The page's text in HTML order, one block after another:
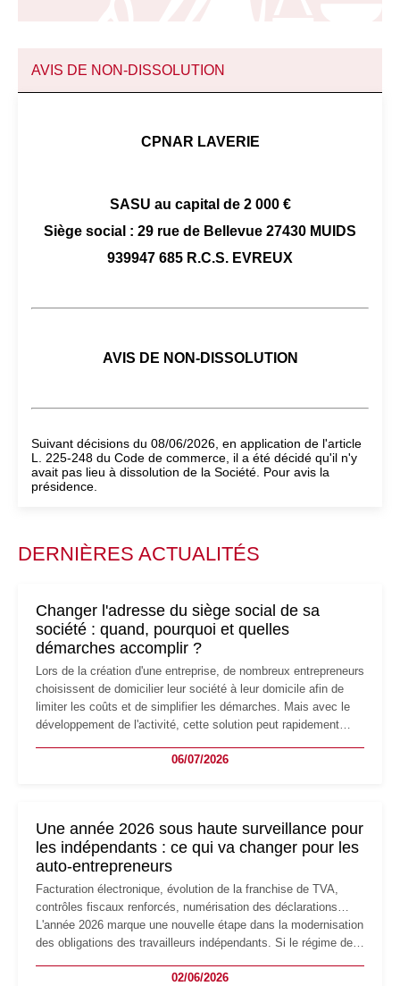
AVIS DE NON-DISSOLUTION
CPNAR LAVERIE
SASU au capital de 2 000 €
Siège social : 29 rue de Bellevue 27430 MUIDS
939947 685 R.C.S. EVREUX
AVIS DE NON-DISSOLUTION
Suivant décisions du 08/06/2026, en application de l'article
L. 225-248 du Code de commerce, il a été décidé qu'il n'y
avait pas lieu à dissolution de la Société. Pour avis la
présidence.
DERNIÈRES ACTUALITÉS
Changer l'adresse du siège social de sa
société : quand, pourquoi et quelles
démarches accomplir ?
Lors de la création d'une entreprise, de nombreux entrepreneurs
choisissent de domicilier leur société à leur domicile afin de
limiter les coûts et de simplifier les démarches. Mais avec le
développement de l'activité, cette solution peut rapidement
professionnels, recrutement, image de marque… Le
06/07/2026
Une année 2026 sous haute surveillance pour
les indépendants : ce qui va changer pour les
auto-entrepreneurs
Facturation électronique, évolution de la franchise de TVA,
contrôles fiscaux renforcés, numérisation des déclarations…
L'année 2026 marque une nouvelle étape dans la modernisation
des obligations des travailleurs indépendants. Si le régime de
les auto-entrepreneurs devront s'adapter à un environnement
02/06/2026